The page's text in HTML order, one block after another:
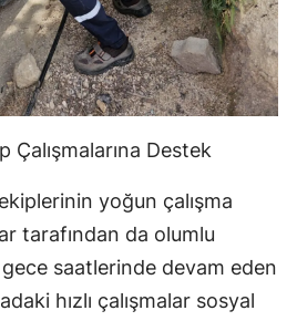
Çalışmalarına Destek
yoğun çalışma
tarafından da olumlu
gece saatlerinde devam eden
hızlı çalışmalar sosyal